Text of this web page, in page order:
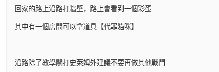
回家的路上沿路打牆壁，路上會看到一個彩蛋
其中有一個房間可以拿道具【代罪貓咪】
沿路除了教學關打史萊姆外建議不要再做其他戰鬥